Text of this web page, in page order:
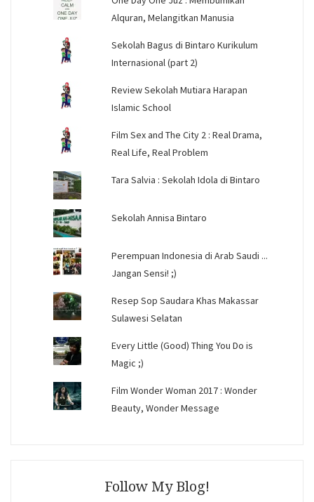
Alquran, Melangitkan Manusia
Sekolah Bagus di Bintaro Kurikulum
Internasional (part 2)
Review Sekolah Mutiara Harapan
Islamic School
Film Sex and The City 2 : Real Drama,
Real Life, Real Problem
Tara Salvia : Sekolah Idola di Bintaro
Sekolah Annisa Bintaro
Perempuan Indonesia di Arab Saudi ...
Jangan Sensi! ;)
Resep Sop Saudara Khas Makassar
Sulawesi Selatan
Every Little (Good) Thing You Do is
Magic ;)
Film Wonder Woman 2017 : Wonder
Beauty, Wonder Message
Follow My Blog!